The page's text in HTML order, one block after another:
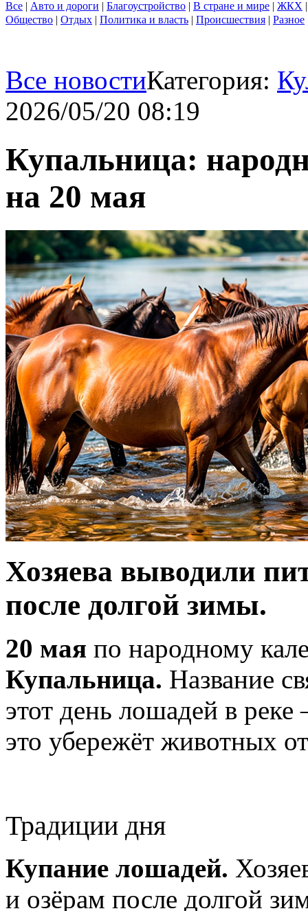
Все | Авто и дороги | Благоустройство | В стране и мире | ЖКХ
Общество | Отдых | Политика и власть | Происшествия | Разное
Все новостиКатегория:
2026/05/20 08:19
Купальница:
на 20 мая
Хозяева выводили
после долгой зимы.
20 мая по народному
Купальница. Название
этот день лошадей в
это убережёт животных
Традиции дня
Купание лошадей.
и озёрам после долгой